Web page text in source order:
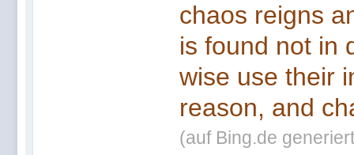
chaos reigns
is found not in
wise use their
reason, and
(auf Bing.de